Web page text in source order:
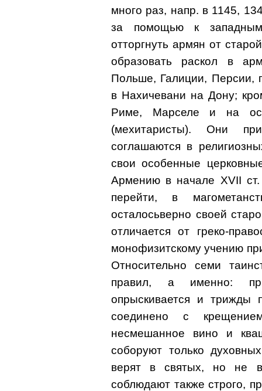
много раз, напр. в 1145,
за помощью к западным
отторгнуть армян от
образовать раскол в
Польше, Галиции, Персии,
в Нахичевани на Дону;
Риме, Марселе и на
(мехитаристы). Они
соглашаются в
свои особенные
Армению в начале XVII
перейти, в
осталосьверно своей
отличается от греко-
монофизитскому учению
Относительно семи
правил, а именно:
опрыскивается и трижды
соединено с
несмешанное вино и
соборуют только
верят в святых, но не
соблюдают также строго,